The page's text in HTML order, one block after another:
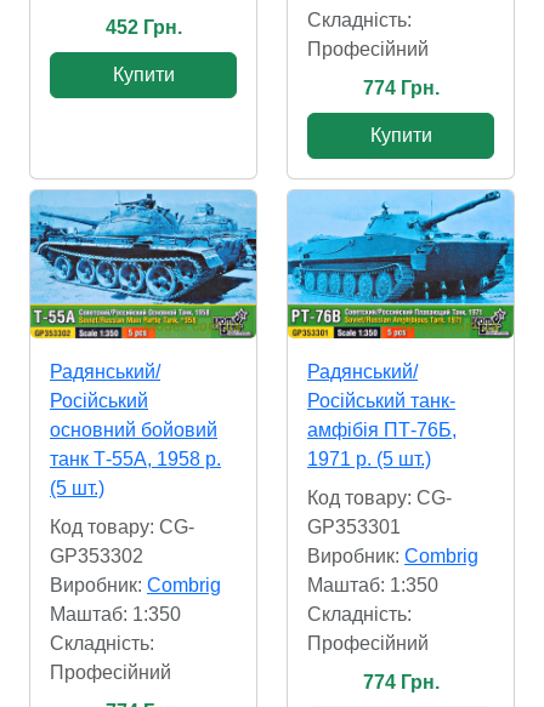
452 Грн.
Купити
Складність:
Професійний
774 Грн.
Купити
Радянський/
Російський
основний бойовий
танк Т-55А, 1958 р.
(5 шт.)
Код товару: CG-
GP353302
Виробник: Combrig
Маштаб: 1:350
Складність:
Професійний
Радянський/
Російський танк-
амфібія ПТ-76Б,
1971 р. (5 шт.)
Код товару: CG-
GP353301
Виробник: Combrig
Маштаб: 1:350
Складність:
Професійний
774 Грн.